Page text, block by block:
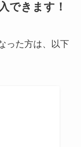
できます！
った方は、以下